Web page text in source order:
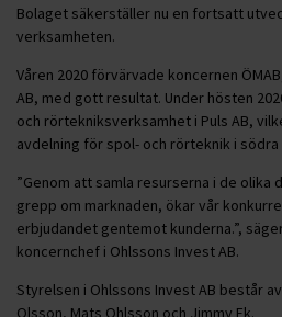
Bolaget säkerställer nu en fortsatt
verksamheten.
Våren 2020 förvärvade koncernen
AB, med gott resultat. Under hösten
och rörtekniksverksamhet i Puls AB,
avdelning för spol- och rörteknik i
”Genom att samla resurserna i de
grepp om marknaden, ökar vår
erbjudandet gentemot kunderna.”,
koncernchef i Ohlssons Invest AB.
Styrelsen i Ohlssons Invest AB består
Olsson, Mats Ohlsson och Jimmy Ek.